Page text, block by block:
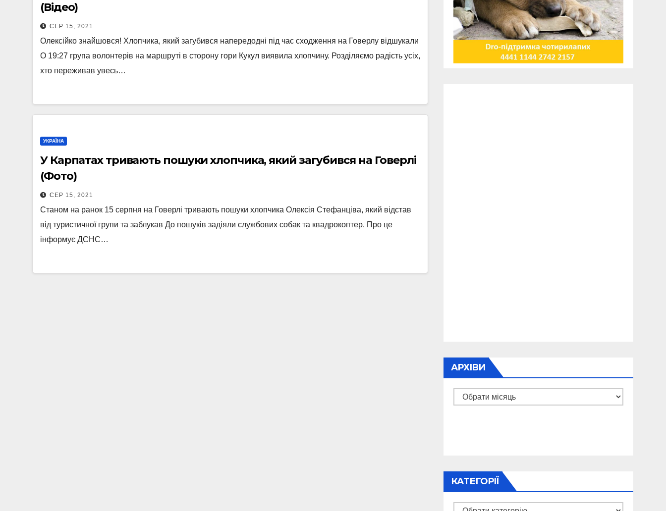
(Відео)
СЕР 15, 2021
Олексійко знайшовся! Хлопчика, який загубився напередодні під час сходження на Говерлу відшукали
О 19:27 група волонтерів на маршруті в сторону гори Кукул виявила хлопчину. Розділяємо радість усіх,
хто переживав увесь…
УКРАЇНА
У Карпатах тривають пошуки хлопчика, який загубився на Говерлі
(Фото)
СЕР 15, 2021
Станом на ранок 15 серпня на Говерлі тривають пошуки хлопчика Олексія Стефанціва, який відстав
від туристичної групи та заблукав До пошуків задіяли службових собак та квадрокоптер. Про це
інформує ДСНС…
АРХІВИ
Архіви
КАТЕГОРІЇ
Категорії